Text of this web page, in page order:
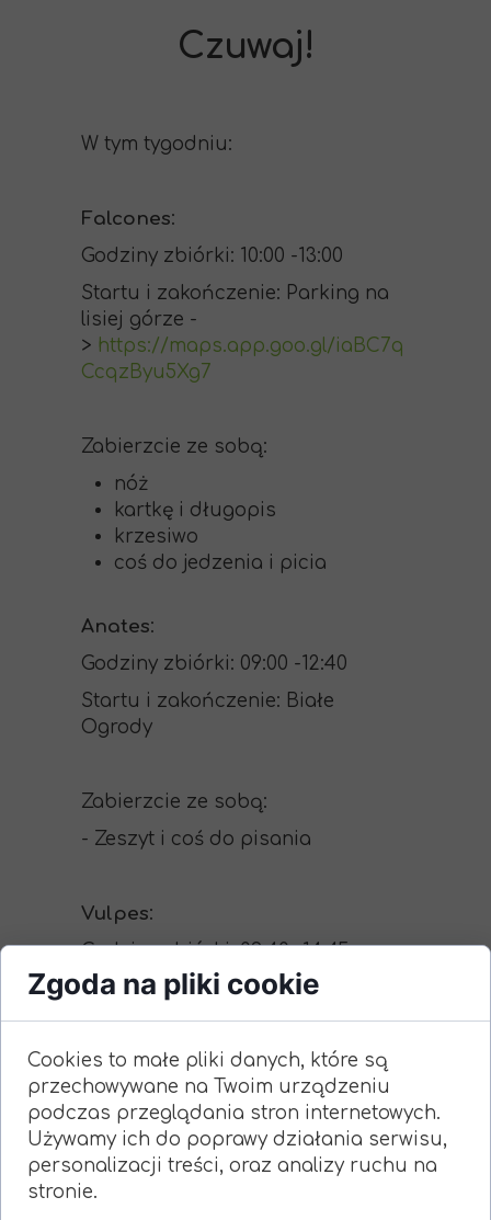
Czuwaj!
W tym tygodniu:
Falcones:
Godziny zbiórki: 10:00 -13:00
Startu i zakończenie: Parking na
lisiej górze -
> https://maps.app.goo.gl/iaBC7q
CcqzByu5Xg7
Zabierzcie ze sobą:
nóż
kartkę i długopis
krzesiwo
coś do jedzenia i picia
Anates:
Godziny zbiórki: 09:00 -12:40
Startu i zakończenie: Białe
Ogrody
Zabierzcie ze sobą:
- Zeszyt i coś do pisania
Vulpes:
Godziny zbiórki: 09:40 -14:45
Startu i zakończenie: Białe
Zabierzcie ze sobą:
- Pełne umundurowanie (w
plecaku)
- Notes, długopisy
- Nóż, kompas
Zgoda na pliki cookie
Cookies to małe pliki danych, które są
przechowywane na Twoim urządzeniu
podczas przeglądania stron internetowych.
Używamy ich do poprawy działania serwisu,
personalizacji treści, oraz analizy ruchu na
stronie.